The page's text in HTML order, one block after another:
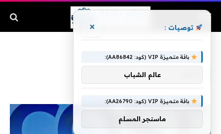
توصيات : ×
باقة متميزة VIP (كود: AA86842):
عالم الشباب
باقة متميزة VIP (كود: AA26790):
ماسنجر المسلم